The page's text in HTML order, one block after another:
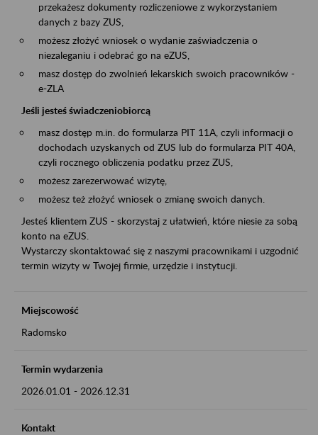
przekażesz dokumenty rozliczeniowe z wykorzystaniem
danych z bazy ZUS,
możesz złożyć wniosek o wydanie zaświadczenia o
niezaleganiu i odebrać go na eZUS,
masz dostęp do zwolnień lekarskich swoich pracowników -
e-ZLA
Jeśli jesteś świadczeniobiorcą
masz dostęp m.in. do formularza PIT 11A, czyli informacji o
dochodach uzyskanych od ZUS lub do formularza PIT 40A,
czyli rocznego obliczenia podatku przez ZUS,
możesz zarezerwować wizytę,
możesz też złożyć wniosek o zmianę swoich danych.
Jesteś klientem ZUS - skorzystaj z ułatwień, które niesie za sobą
konto na eZUS.
Wystarczy skontaktować się z naszymi pracownikami i uzgodnić
termin wizyty w Twojej firmie, urzędzie i instytucji.
Miejscowość
Radomsko
Termin wydarzenia
2026.01.01 - 2026.12.31
Kontakt